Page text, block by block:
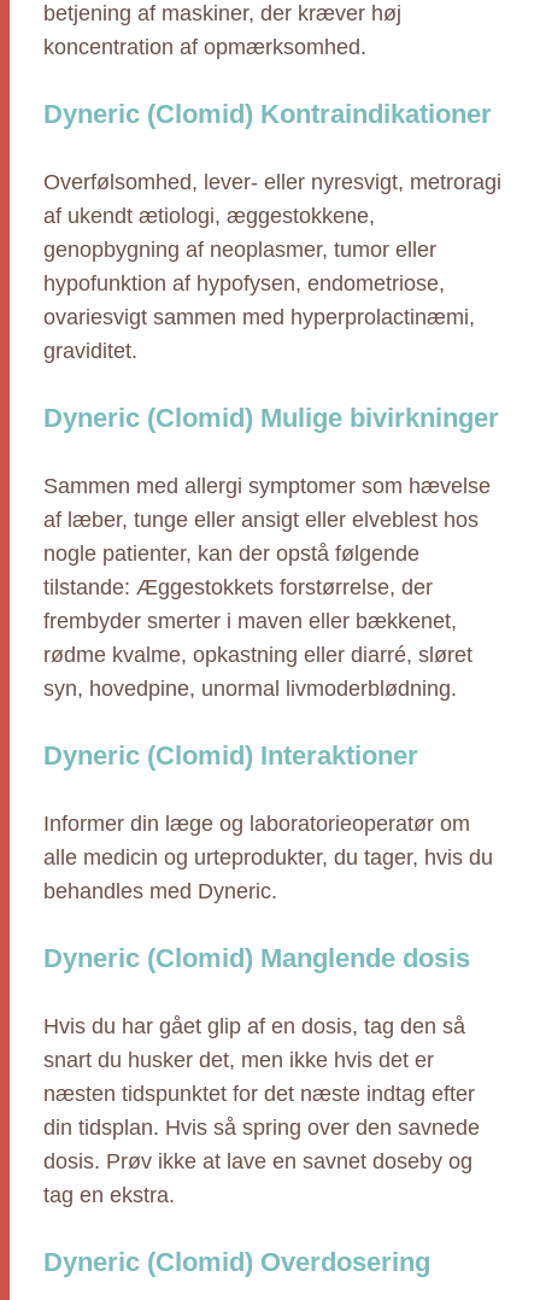
betjening af maskiner, der kræver høj
koncentration af opmærksomhed.
Dyneric (Clomid) Kontraindikationer
Overfølsomhed, lever- eller nyresvigt, metroragi
af ukendt ætiologi, æggestokkene,
genopbygning af neoplasmer, tumor eller
hypofunktion af hypofysen, endometriose,
ovariesvigt sammen med hyperprolactinæmi,
graviditet.
Dyneric (Clomid) Mulige bivirkninger
Sammen med allergi symptomer som hævelse
af læber, tunge eller ansigt eller elveblest hos
nogle patienter, kan der opstå følgende
tilstande: Æggestokkets forstørrelse, der
frembyder smerter i maven eller bækkenet,
rødme kvalme, opkastning eller diarré, sløret
syn, hovedpine, unormal livmoderblødning.
Dyneric (Clomid) Interaktioner
Informer din læge og laboratorieoperatør om
alle medicin og urteprodukter, du tager, hvis du
behandles med Dyneric.
Dyneric (Clomid) Manglende dosis
Hvis du har gået glip af en dosis, tag den så
snart du husker det, men ikke hvis det er
næsten tidspunktet for det næste indtag efter
din tidsplan. Hvis så spring over den savnede
dosis. Prøv ikke at lave en savnet doseby og
tag en ekstra.
Dyneric (Clomid) Overdosering